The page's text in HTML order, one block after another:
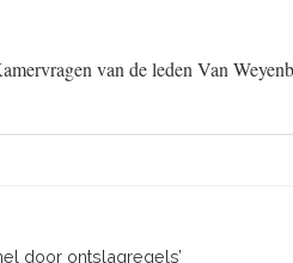
van de leden Van
door ontslagregels’